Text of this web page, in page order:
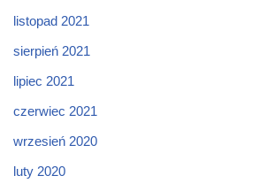
listopad 2021
sierpień 2021
lipiec 2021
czerwiec 2021
wrzesień 2020
luty 2020